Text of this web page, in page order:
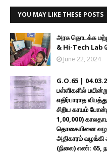
YOU MAY LIKE THESE POSTS
அரசு தொடக்க
& Hi-Tech Lab
June 22, 2024
G.O.65 |
பள்ளிகளில்
எதிர்பாராத
சிறிய காயம்
1,00,000)
தொகையினை
அதிகாரம்
(நிலை) எண்: 65,